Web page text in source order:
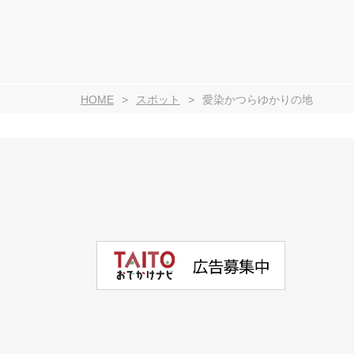
HOME スポット 愛染かつらゆかりの地